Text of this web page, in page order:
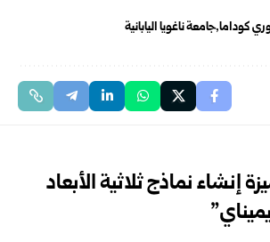
كوداما جامعة ناغويا اليابانية
نماذج ثلاثية الأبعاد